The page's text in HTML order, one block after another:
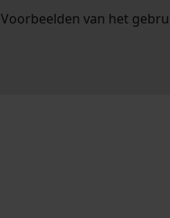
Voorbeelden van het